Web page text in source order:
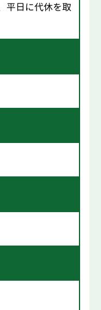
平日に代休を取